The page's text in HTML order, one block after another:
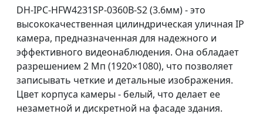
DH-IPC-HFW4231SP-0360B-S2 (3.6мм) - это
высококачественная цилиндрическая уличная IP
камера, предназначенная для надежного и
эффективного видеонаблюдения. Она обладает
разрешением 2 Мп (1920×1080), что позволяет
записывать четкие и детальные изображения.
Цвет корпуса камеры - белый, что делает ее
незаметной и дискретной на фасаде здания.